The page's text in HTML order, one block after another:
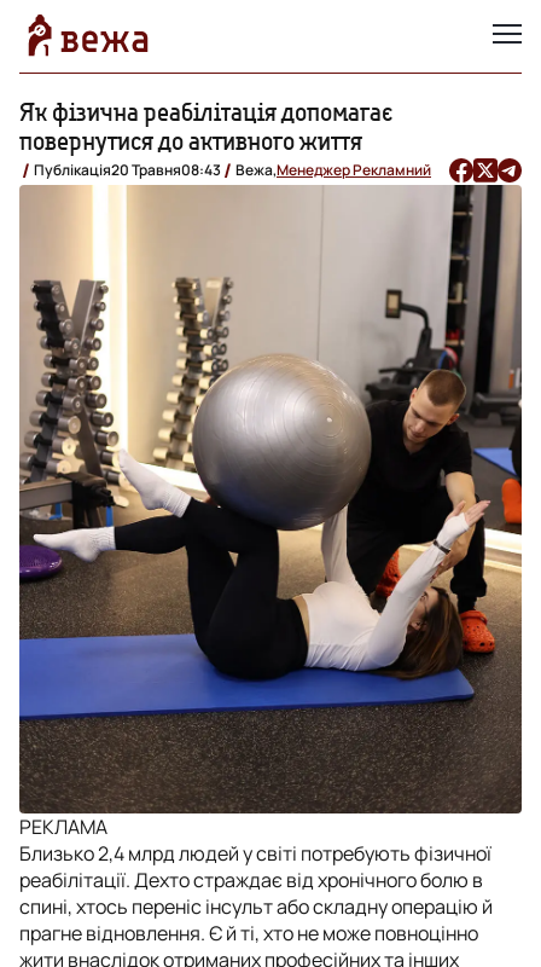
Як фізична реабілітація допомагає
повернутися до активного життя
Публікація20 Травня08:43 Вежа,Менеджер Рекламний
РЕКЛАМА
Близько 2,4 млрд людей у світі потребують фізичної
реабілітації. Дехто страждає від хронічного болю в
спині, хтось переніс інсульт або складну операцію й
прагне відновлення. Є й ті, хто не може повноцінно
жити внаслідок отриманих професійних та інших